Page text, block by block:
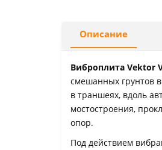
Описание
Виброплита Vektor
смешанных грунтов
в траншеях, вдоль
мостостроения,
опор.
Под действием